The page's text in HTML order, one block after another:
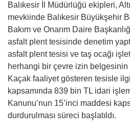
Balıkesir İl Müdürlüğü ekipleri,
mevkiinde Balıkesir Büyükşehir
Bakım ve Onarım Daire
asfalt plent tesisinde denetim
asfalt plent tesisi ve taş ocağı
herhangi bir çevre izin belgesinin
Kaçak faaliyet gösteren tesisle
kapsamında 839 bin TL idari
Kanunu’nun 15’inci maddesi
durdurulması süreci başlatıldı.